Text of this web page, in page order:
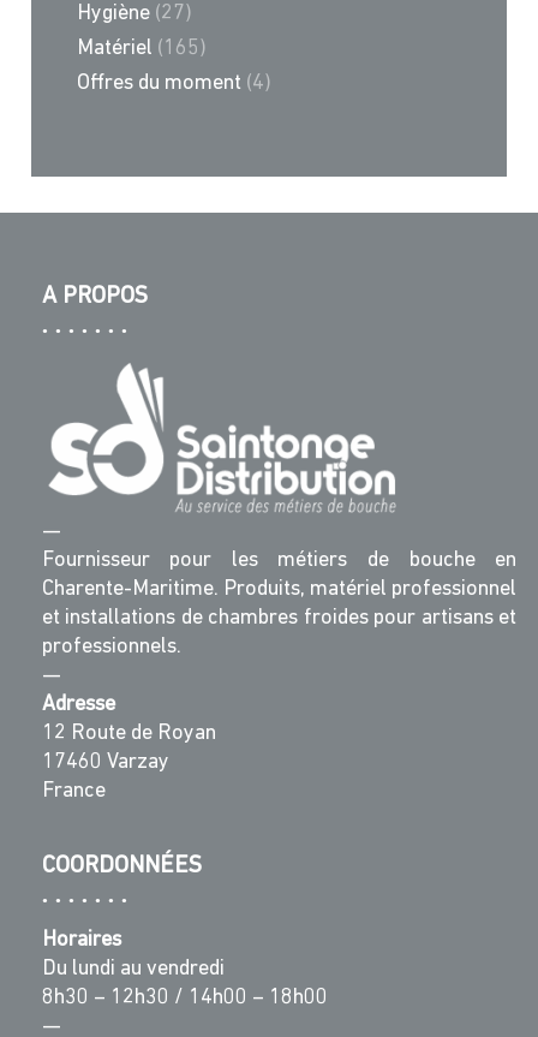
Hygiène (27)
Matériel (165)
Offres du moment (4)
A PROPOS
—
Fournisseur pour les métiers de bouche en
Charente-Maritime. Produits, matériel professionnel
et installations de chambres froides pour artisans et
professionnels.
—
Adresse
12 Route de Royan
17460 Varzay
France
COORDONNÉES
Horaires
Du lundi au vendredi
8h30 – 12h30 / 14h00 – 18h00
—